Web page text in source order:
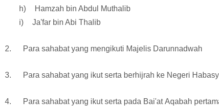
h)
Hamzah bin Abdul Muthalib
i)
Ja'far bin Abi Thalib
2. Para sahabat yang mengikuti Majelis Darunnadwah
3. Para sahabat yang ikut serta berhijrah ke Negeri
4. Para sahabat yang ikut serta pada Bai'at Aqabah